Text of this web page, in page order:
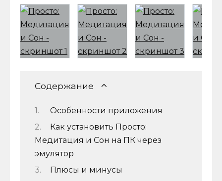
Содержание
Особенности приложения
Как установить Просто:
Медитация и Сон на ПК через
эмулятор
Плюсы и минусы